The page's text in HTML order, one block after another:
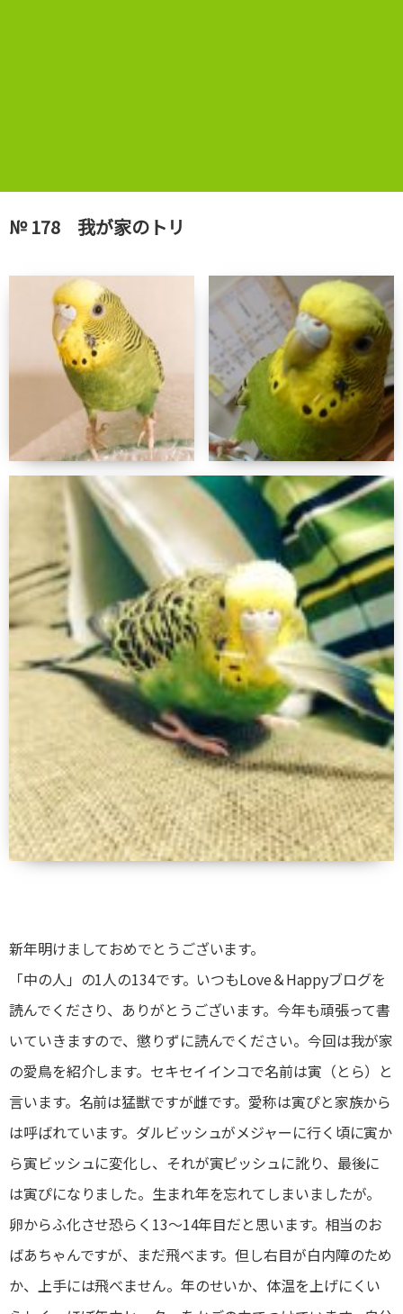
№ 178 我が家のトリ
新年明けましておめでとうございます。
「中の人」の1人の134です。いつもLove＆Happyブログを
読んでくださり、ありがとうございます。今年も頑張って書
いていきますので、懲りずに読んでください。今回は我が家
の愛鳥を紹介します。セキセイインコで名前は寅（とら）と
言います。名前は猛獣ですが雌です。愛称は寅ぴと家族から
は呼ばれています。ダルビッシュがメジャーに行く頃に寅か
ら寅ビッシュに変化し、それが寅ピッシュに訛り、最後に
は寅ぴになりました。生まれ年を忘れてしまいましたが。
卵からふ化させ恐らく13～14年目だと思います。相当のお
ばあちゃんですが、まだ飛べます。但し右目が白内障のため
か、上手には飛べません。年のせいか、体温を上げにくい